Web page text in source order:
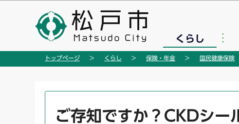
の
くらし
トップページ くらし 保険・年金 国民健康保険
ご存知ですか？CKDシー